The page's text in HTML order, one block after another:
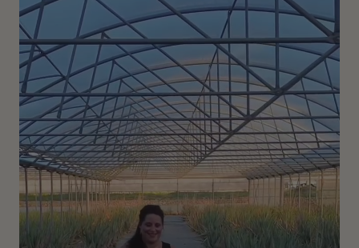
Pflanzenhaarfarbe gefärbt haben.